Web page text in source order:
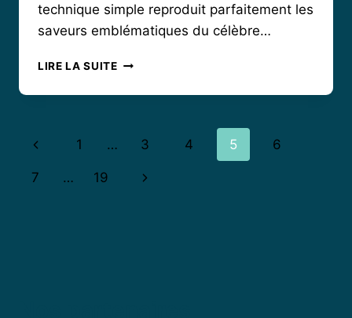
technique simple reproduit parfaitement les
saveurs emblématiques du célèbre…
LIRE LA SUITEPOULET
FAÇON
AUTHENTIQUE
Navigation
de
Page
précédente
1 … 3 4 5 6
7 … 19
Page